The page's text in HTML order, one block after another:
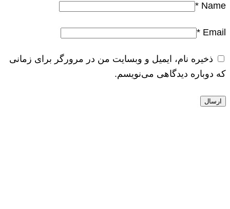
Name
*
Email
*
ذخیره نام، ایمیل و وبسایت من در مرورگر برای زمانی
که دوباره دیدگاهی می‌نویسم.